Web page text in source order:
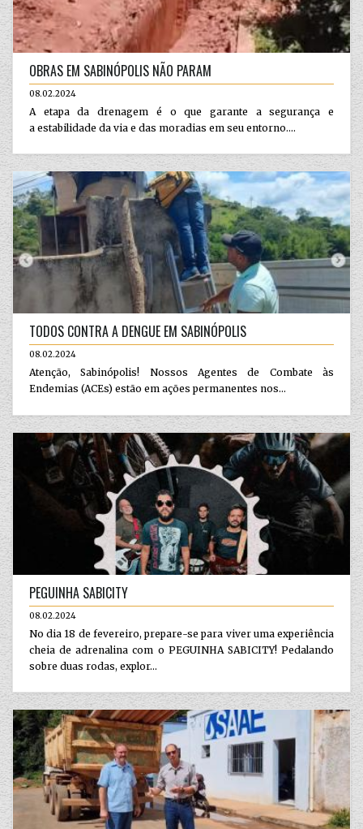
OBRAS EM SABINÓPOLIS NÃO PARAM
08.02.2024
A etapa da drenagem é o que garante a segurança e
a estabilidade da via e das moradias em seu entorno....
TODOS CONTRA A DENGUE EM SABINÓPOLIS
08.02.2024
Atenção, Sabinópolis! Nossos Agentes de Combate às
Endemias (ACEs) estão em ações permanentes nos...
PEGUINHA SABICITY
08.02.2024
No dia 18 de fevereiro, prepare-se para viver uma experiência
cheia de adrenalina com o PEGUINHA SABICITY! Pedalando
sobre duas rodas, explor...